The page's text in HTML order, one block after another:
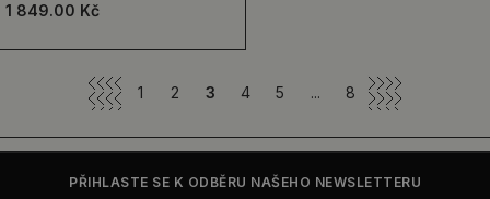
1 849.00 Kč
1 2 3 4 5 ... 8
PŘIHLASTE SE K ODBĚRU NAŠEHO NEWSLETTERU